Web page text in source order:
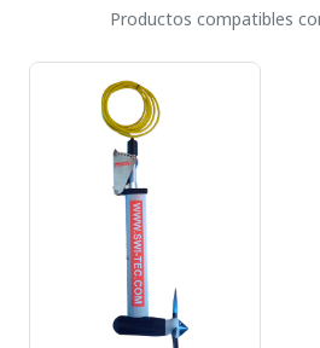
Productos compatibles